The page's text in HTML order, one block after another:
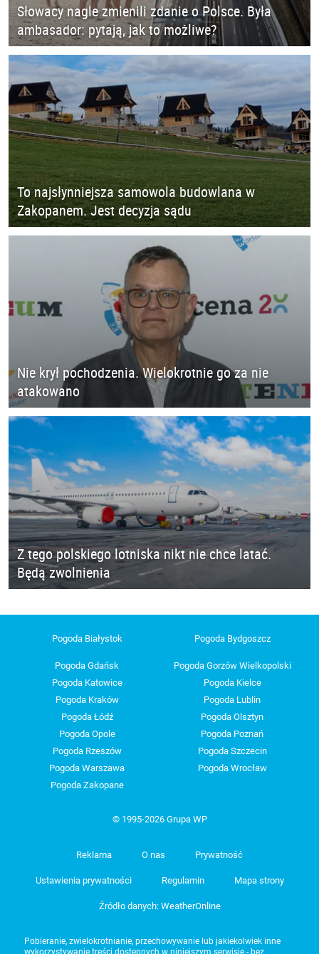
Słowacy nagle zmienili zdanie o Polsce. Była
ambasador: pytają, jak to możliwe?
To najsłynniejsza samowola budowlana w
Zakopanem. Jest decyzja sądu
Nie krył pochodzenia. Wielokrotnie go za nie
atakowano
Z tego polskiego lotniska nikt nie chce latać.
Będą zwolnienia
Pogoda Białystok Pogoda Bydgoszcz
Pogoda Gdańsk
Pogoda Gorzów Wielkopolski
Pogoda Katowice
Pogoda Kielce
Pogoda Kraków
Pogoda Lublin
Pogoda Łódź
Pogoda Olsztyn
Pogoda Opole
Pogoda Poznań
Pogoda Rzeszów
Pogoda Szczecin
Pogoda Warszawa
Pogoda Wrocław
Pogoda Zakopane
© 1995-2026 Grupa WP
Reklama O nas Prywatność
Ustawienia prywatności Regulamin Mapa strony
Źródło danych: WeatherOnline
Pobieranie, zwielokrotnianie, przechowywanie lub jakiekolwiek inne
wykorzystywanie treści dostępnych w niniejszym serwisie - bez